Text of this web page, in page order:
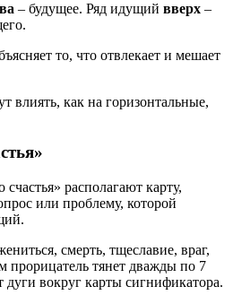
– будущее. Ряд идущий вверх –
то, что отвлекает и мешает
влиять, как на горизонтальные,
располагают карту,
или проблему, которой
смерть, тщеславие, враг,
прорицатель тянет дважды по 7
вокруг карты сигнификатора.